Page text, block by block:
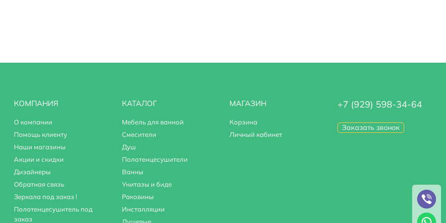
КОМПАНИЯ
О компании
Помощь клиенту
Наши магазины
Акции и скидки
Дизайнеры
Обратная связь
Зеркала под заказ !
Полотенцесушитель под
заказ
КАТАЛОГ
Мебель для ванной
Смесители
Душ
Полотенцесушители
Ванны
Унитазы и биде
Раковины
Инсталляции
МАГАЗИН
Корзина
Личный кабинет
+7 (929) 598-34-64
Заказать звонок